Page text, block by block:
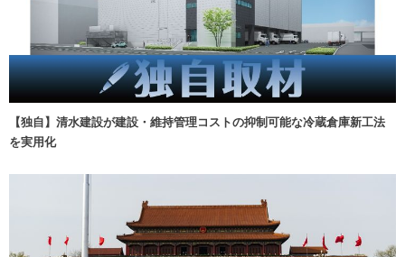
【独自】清水建設が建設・維持管理コストの抑制可能な冷蔵倉庫新工法
を実用化